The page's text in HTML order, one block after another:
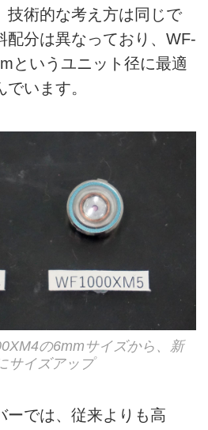
技術的な考え方は同じで
配分は異なっており、WF-
というユニット径に最適
います。
の6mmサイズから、新
サイズアップ
では、従来よりも高